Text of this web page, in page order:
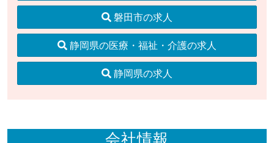
磐田市の求人
静岡県の医療・福祉・介護の求人
静岡県の求人
会社情報